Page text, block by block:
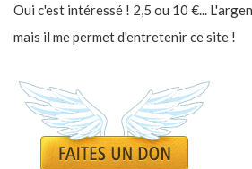
Oui c'est intéressé ! 2,5 ou 10 €...
mais il me permet d'entretenir ce site !